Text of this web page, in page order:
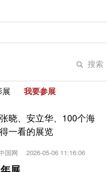
搜索
展 我要参展
晓、安立华、100个海
一看的展览
国网 2026-05-06 11:16:06